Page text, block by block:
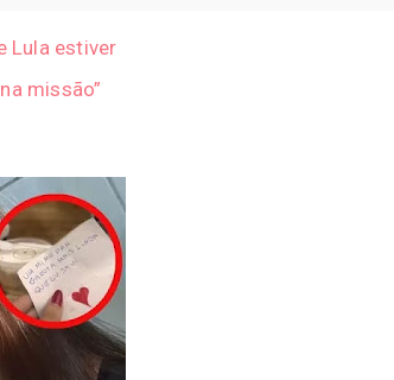
Lula estiver
missão”